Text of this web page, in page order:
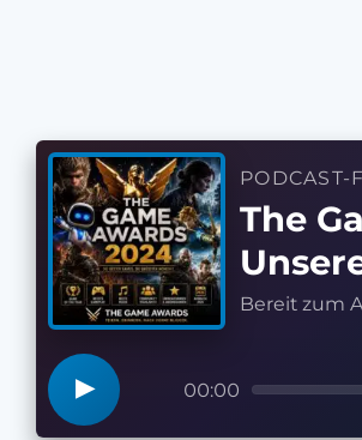
PODCAST-
The
Bereit zum
▶ 00:00